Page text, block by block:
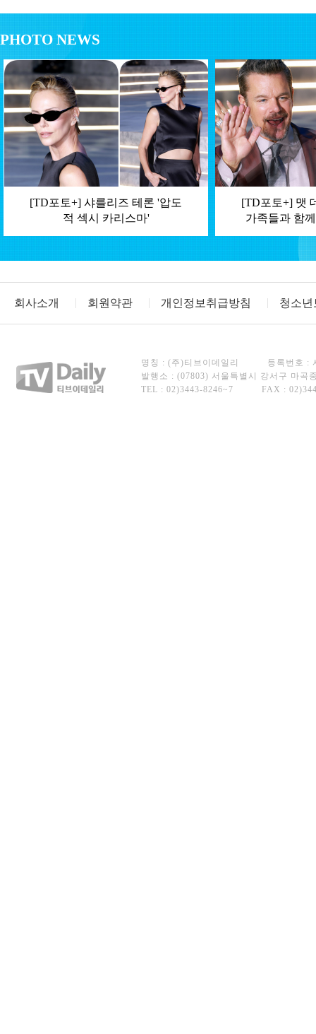
PHOTO NEWS
[TD포토+] 샤를리즈 테론 '압도
적 섹시 카리스마'
[TD포토+] 맷
가족들과 함
회사소개 회원약관 개인정보취급방침 청소
명칭 : (주)티브이데일리
등록번호 :
발행소 : (07803) 서울특별시 강서구 마곡
TEL : 02)3443-8246~7
FAX :